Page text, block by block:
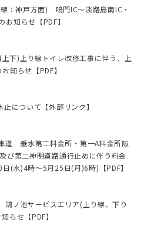
：神戸方面) 鳴門IC～淡路島南IC・
知らせ【PDF】
下)上り線トイレ改修工事に伴う、上
知らせ【PDF】
について【外部リンク】
道 垂水第二料金所・第一A料金所阪
び第二神明道路通行止めに伴う料金
(水)4時～5月25日(月)6時)【PDF】
ノ池サービスエリア(上り線、下り
らせ【PDF】